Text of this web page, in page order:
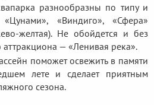
разнообразны по типу и
«Виндиго», «Сфера»
желтая). Не обойдется и без
аттракциона — «Ленивая река».
поможет освежить в памяти
лете и сделает приятным
сезона.